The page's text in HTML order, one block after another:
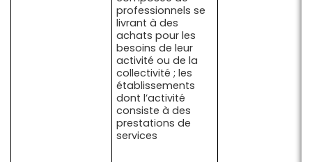
professionnels se
livrant à des
achats pour les
besoins de leur
activité ou de la
collectivité ; les
établissements
dont l’activité
consiste à des
prestations de
services